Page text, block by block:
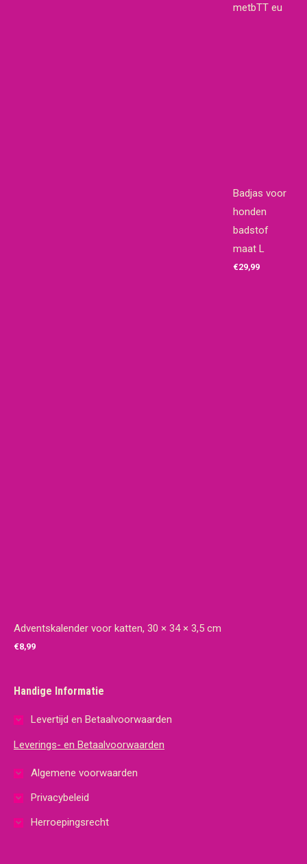
metbTT eu
Badjas voor
honden
badstof
maat L
€29,99
Adventskalender voor katten, 30 × 34 × 3,5 cm
€8,99
Handige Informatie
Levertijd en Betaalvoorwaarden
Leverings- en Betaalvoorwaarden
Algemene voorwaarden
Privacybeleid
Herroepingsrecht